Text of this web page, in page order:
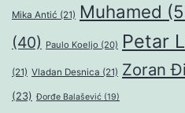
Mika Antić (21) Muhamed
(40) Paulo Koeljo (20) Petar
(21) Vladan Desnica (21) Zoran
(23) Đorđe Balašević (19)